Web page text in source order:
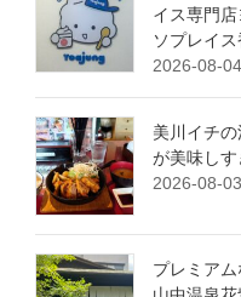
イス専門
ソプレイ
2026-08-04
美川イチ
が美味しす
2026-08-03
プレミアム